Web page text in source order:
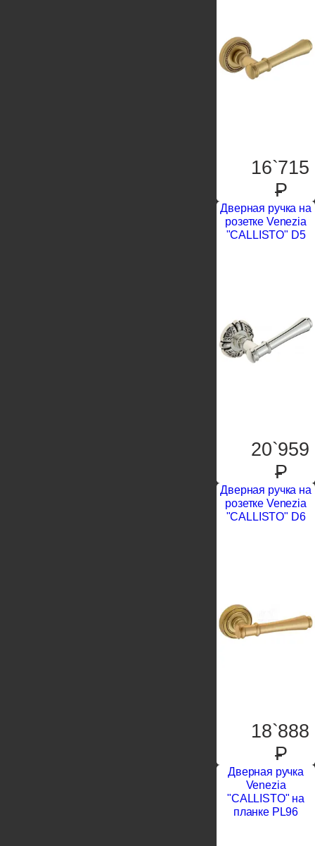
16`715
P
Дверная ручка на
розетке Venezia
"CALLISTO" D5
20`959
P
Дверная ручка на
розетке Venezia
"CALLISTO" D6
18`888
P
Дверная ручка
Venezia
"CALLISTO" на
планке PL96